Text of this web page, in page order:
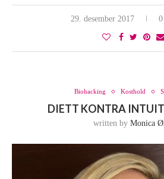
29. desember 2017
Biohacking Kosthold
DIETT KONTRA
written by Monica